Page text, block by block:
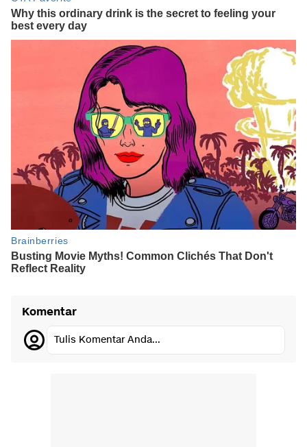
Komentar
Tulis Komentar Anda...